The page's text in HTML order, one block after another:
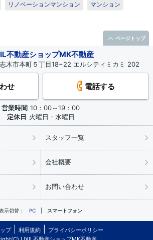
リノベーションマンション マンション
不動産ショップMK不動産
木市本町５丁目18−22 エルシティミカミ 202
せ 電話する
営業時間 10：00～19：00
定休日 火曜日・水曜日
スタッフ一覧
会社概要
お問い合わせ
示切替： PC スマートフォン
プ 利用規約
プライバシーポリシー
ページトップ